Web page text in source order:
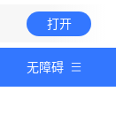
打开
无障碍